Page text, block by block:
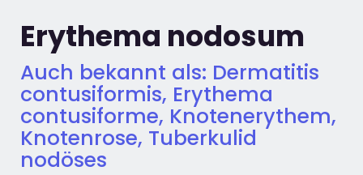
Erythema nodosum
Auch bekannt als: Dermatitis
contusiformis, Erythema
contusiforme, Knotenerythem,
Knotenrose, Tuberkulid
nodöses